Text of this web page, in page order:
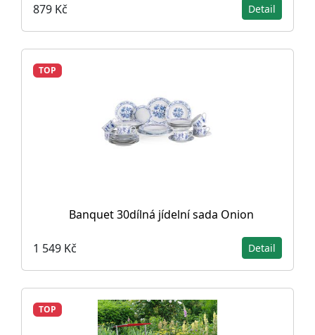
879 Kč Detail
TOP
Banquet 30dílná jídelní sada Onion
1 549 Kč Detail
TOP